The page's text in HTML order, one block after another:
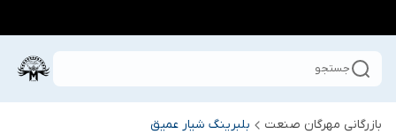
جستجو
بازرگانی مهرگان صنعت بلبرینگ شیار عمیق